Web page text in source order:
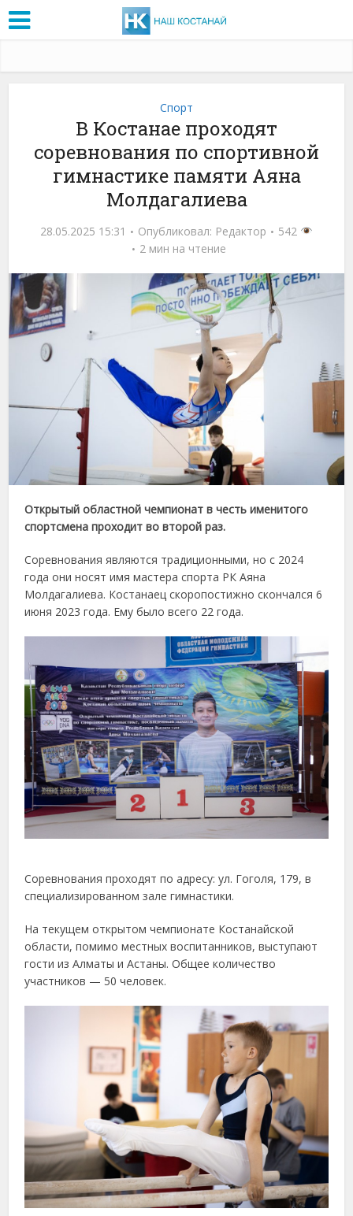
Спорт
В Костанае проходят
соревнования по спортивной
гимнастике памяти Аяна
Молдагалиева
28.05.2025 15:31 Опубликовал: Редактор
542
2 мин на чтение
Открытый областной чемпионат в честь именитого
спортсмена проходит во второй раз.
Соревнования являются традиционными, но с 2024
года они носят имя мастера спорта РК Аяна
Молдагалиева. Костанаец скоропостижно скончался 6
июня 2023 года. Ему было всего 22 года.
Соревнования проходят по адресу: ул. Гоголя, 179, в
специализированном зале гимнастики.
На текущем открытом чемпионате Костанайской
области, помимо местных воспитанников, выступают
гости из Алматы и Астаны. Общее количество
участников — 50 человек.